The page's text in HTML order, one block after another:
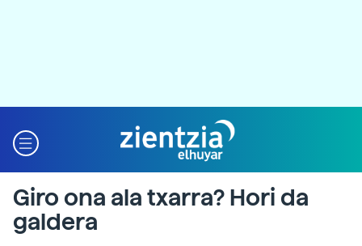
Giro ona ala txarra? Hori da
galdera